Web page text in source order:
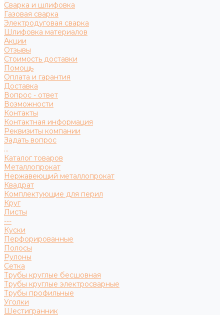
Сварка и шлифовка
Газовая сварка
Электродуговая сварка
Шлифовка материалов
Акции
Отзывы
Стоимость доставки
Помощь
Оплата и гарантия
Доставка
Вопрос - ответ
Возможности
Контакты
Контактная информация
Реквизиты компании
Задать вопрос
...
Каталог товаров
Металлопрокат
Нержавеющий металлопрокат
Квадрат
Комплектующие для перил
Круг
Листы
---
Куски
Перфорированные
Полосы
Рулоны
Сетка
Трубы круглые бесшовная
Трубы круглые электросварные
Трубы профильные
Уголки
Шестигранник